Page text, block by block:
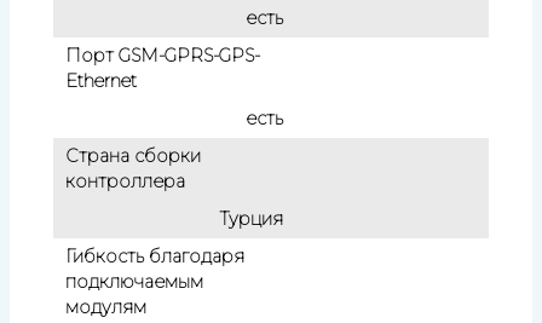
есть
Порт GSM-GPRS-GPS-
Ethernet
есть
Страна сборки
контроллера
Турция
Гибкость благодаря
подключаемым
модулям